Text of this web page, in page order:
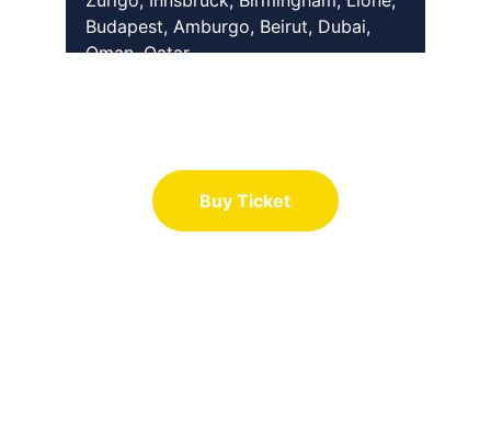
Buy Ticket
Budapest, Amburgo, Beirut, Dubai,
Oman, Qatar.